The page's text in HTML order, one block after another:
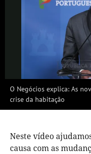
O Negócios explica: As
crise da habitação
Neste vídeo
causa com as